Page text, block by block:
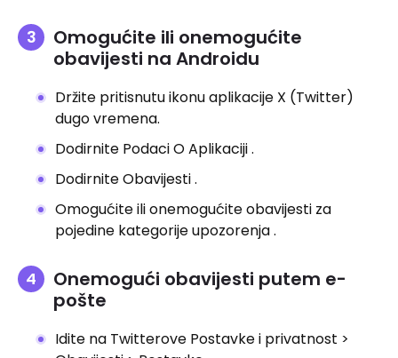
Omogućite ili onemogućite
obavijesti na Androidu
Držite pritisnutu ikonu aplikacije X (Twitter)
dugo vremena.
Dodirnite Podaci O Aplikaciji .
Dodirnite Obavijesti .
Omogućite ili onemogućite obavijesti za
pojedine kategorije upozorenja .
Onemogući obavijesti putem e-
pošte
Idite na Twitterove Postavke i privatnost >